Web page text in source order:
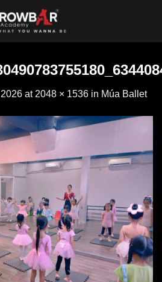
at 2048 × 1536 in Múa Ballet